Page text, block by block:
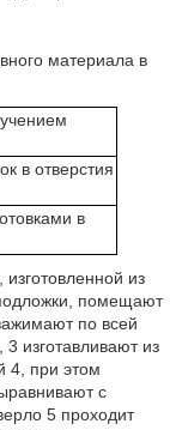
материала в
в отверстия
в
из
помещают
по всей
изготавливают из
4, при этом
с
5 проходит